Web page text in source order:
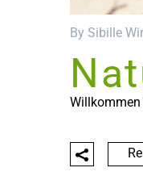
By Sibille
Willkommen